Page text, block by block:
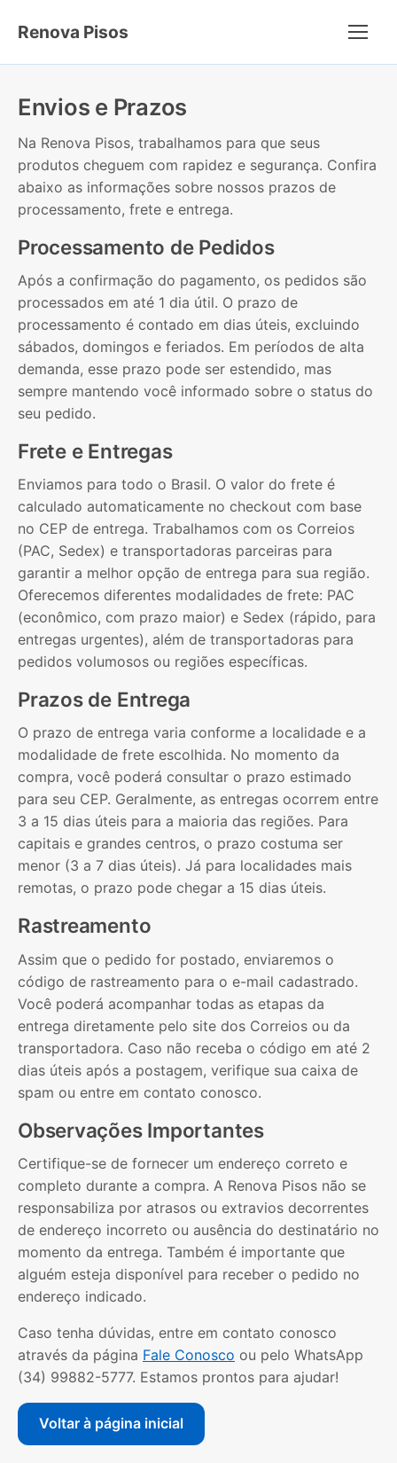
Renova Pisos Menu
Envios e Prazos
Na Renova Pisos, trabalhamos para que seus
produtos cheguem com rapidez e segurança. Confira
abaixo as informações sobre nossos prazos de
processamento, frete e entrega.
Processamento de Pedidos
Após a confirmação do pagamento, os pedidos são
processados em até 1 dia útil. O prazo de
processamento é contado em dias úteis, excluindo
sábados, domingos e feriados. Em períodos de alta
demanda, esse prazo pode ser estendido, mas
sempre mantendo você informado sobre o status do
seu pedido.
Frete e Entregas
Enviamos para todo o Brasil. O valor do frete é
calculado automaticamente no checkout com base
no CEP de entrega. Trabalhamos com os Correios
(PAC, Sedex) e transportadoras parceiras para
garantir a melhor opção de entrega para sua região.
Oferecemos diferentes modalidades de frete: PAC
(econômico, com prazo maior) e Sedex (rápido, para
entregas urgentes), além de transportadoras para
pedidos volumosos ou regiões específicas.
Prazos de Entrega
O prazo de entrega varia conforme a localidade e a
modalidade de frete escolhida. No momento da
compra, você poderá consultar o prazo estimado
para seu CEP. Geralmente, as entregas ocorrem entre
3 a 15 dias úteis para a maioria das regiões. Para
capitais e grandes centros, o prazo costuma ser
menor (3 a 7 dias úteis). Já para localidades mais
remotas, o prazo pode chegar a 15 dias úteis.
Rastreamento
Assim que o pedido for postado, enviaremos o
código de rastreamento para o e-mail cadastrado.
Você poderá acompanhar todas as etapas da
entrega diretamente pelo site dos Correios ou da
transportadora. Caso não receba o código em até 2
dias úteis após a postagem, verifique sua caixa de
spam ou entre em contato conosco.
Observações Importantes
Certifique-se de fornecer um endereço correto e
completo durante a compra. A Renova Pisos não se
responsabiliza por atrasos ou extravios decorrentes
de endereço incorreto ou ausência do destinatário no
momento da entrega. Também é importante que
alguém esteja disponível para receber o pedido no
endereço indicado.
Caso tenha dúvidas, entre em contato conosco
através da página Fale Conosco ou pelo WhatsApp
(34) 99882-5777. Estamos prontos para ajudar!
Voltar à página inicial